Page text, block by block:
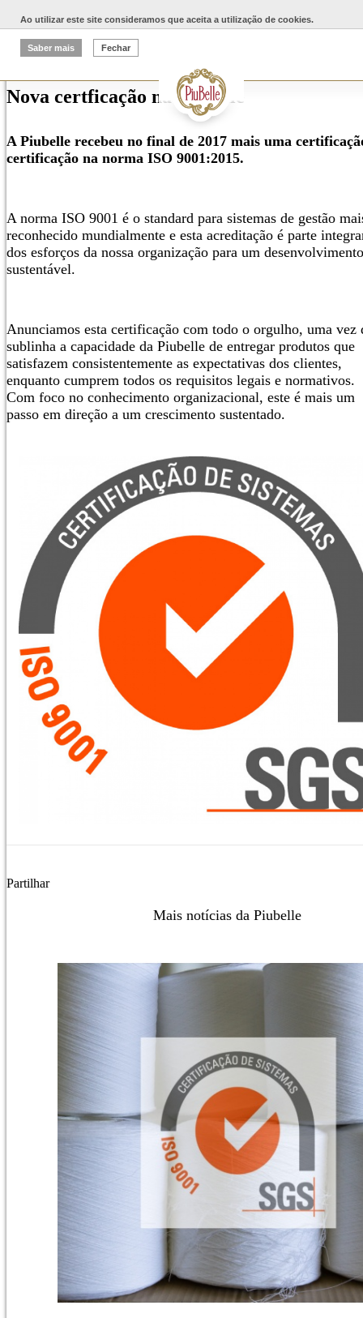
Ao utilizar este site consideramos que aceita a utilização de cookies.
Saber mais Fechar
2018-02-08
Nova certficação na Piubelle
A Piubelle recebeu no final de 2017 mais uma
certificação na norma ISO 9001:2015.
A norma ISO 9001 é o standard para sistemas de gestão
reconhecido mundialmente e esta acreditação é parte
dos esforços da nossa organização para um desenvolvimento
sustentável.
Anunciamos esta certificação com todo o orgulho, uma vez
sublinha a capacidade da Piubelle de entregar produtos que
satisfazem consistentemente as expectativas dos clientes,
enquanto cumprem todos os requisitos legais e normativos.
Com foco no conhecimento organizacional, este é mais um
passo em direção a um crescimento sustentado.
Partilhar
Mais notícias da Piubelle